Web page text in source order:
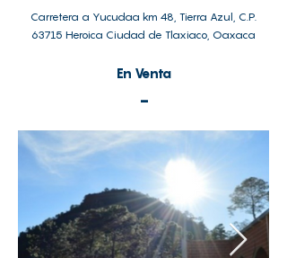
Carretera a Yucudaa km 48, Tierra Azul, C.P.
63715 Heroica Ciudad de Tlaxiaco, Oaxaca
En Venta
-